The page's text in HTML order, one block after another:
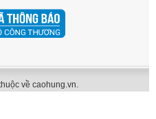
về caohung.vn.